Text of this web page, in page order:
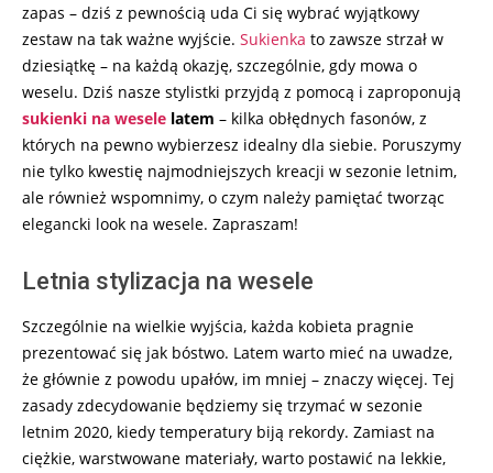
zapas – dziś z pewnością uda Ci się wybrać wyjątkowy
zestaw na tak ważne wyjście. Sukienka to zawsze strzał w
dziesiątkę – na każdą okazję, szczególnie, gdy mowa o
weselu. Dziś nasze stylistki przyjdą z pomocą i zaproponują
sukienki na wesele latem – kilka obłędnych fasonów, z
których na pewno wybierzesz idealny dla siebie. Poruszymy
nie tylko kwestię najmodniejszych kreacji w sezonie letnim,
ale również wspomnimy, o czym należy pamiętać tworząc
elegancki look na wesele. Zapraszam!
Letnia stylizacja na wesele
Szczególnie na wielkie wyjścia, każda kobieta pragnie
prezentować się jak bóstwo. Latem warto mieć na uwadze,
że głównie z powodu upałów, im mniej – znaczy więcej. Tej
zasady zdecydowanie będziemy się trzymać w sezonie
letnim 2020, kiedy temperatury biją rekordy. Zamiast na
ciężkie, warstwowane materiały, warto postawić na lekkie,